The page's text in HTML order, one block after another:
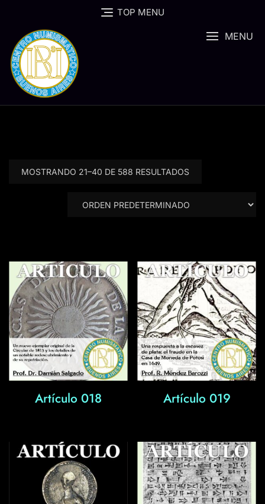
content
TOP MENU
MENU
MOSTRANDO 21–40 DE 588 RESULTADOS
Artículo 018 Artículo 019